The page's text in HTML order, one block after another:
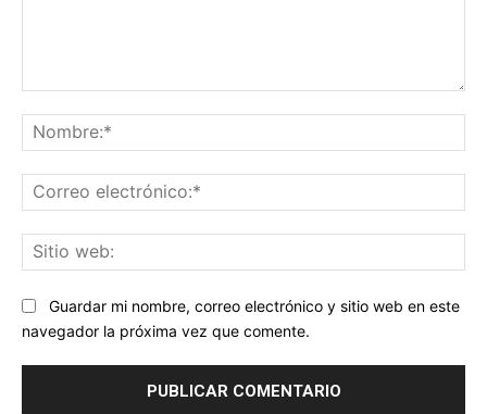
Guardar mi nombre, correo electrónico y sitio web en este
navegador la próxima vez que comente.